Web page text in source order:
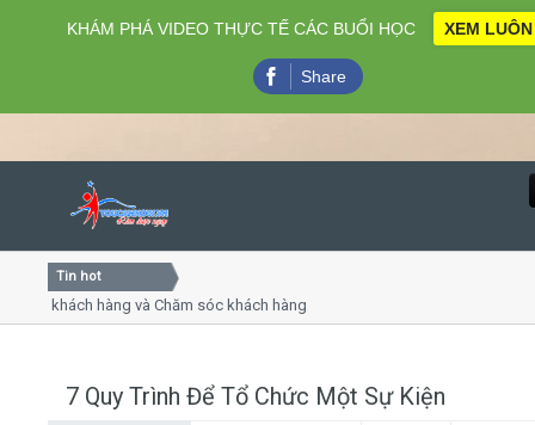
Close
Home
Tin hot
khách hàng và Chăm sóc khách hàng chuyên nghiệp
7 Quy Trình Để Tổ Chức Một Sự Kiện
KHÁM PHÁ VIDEO THỰC TẾ CÁC BUỔI HỌC XEM LUÔN
Share